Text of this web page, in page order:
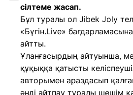
сілтеме жасап.
Бұл туралы ол Jibek Joly
«Бүгін.Live»
айтты.
Ұланғасырдың айтуынша,
құқыққа қатысты
авторымен араздасып
әнді айтпау туралы шешім